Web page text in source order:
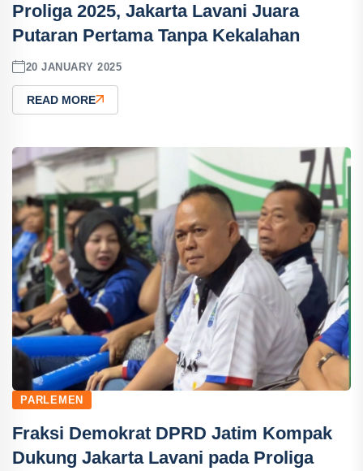
Proliga 2025, Jakarta Lavani Juara
Putaran Pertama Tanpa Kekalahan
20 JANUARY 2025
READ MORE
PARLEMEN
Fraksi Demokrat DPRD Jatim Kompak
Dukung Jakarta Lavani pada Proliga